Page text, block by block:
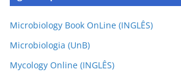
Microbiology Book OnLine (INGLÊS)
Microbiologia (UnB)
Mycology Online (INGLÊS)